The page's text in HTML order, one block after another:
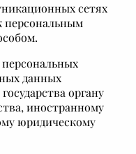
сетях
персональным
персональных
данных
органу
иностранному
юридическому